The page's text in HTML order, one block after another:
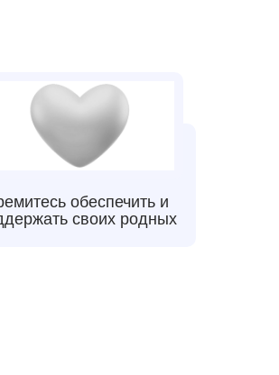
обеспечить и
своих родных